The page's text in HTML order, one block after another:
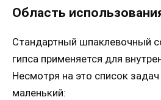
Область
Стандартный шпаклевочный
гипса применяется для
Несмотря на это список
маленький: